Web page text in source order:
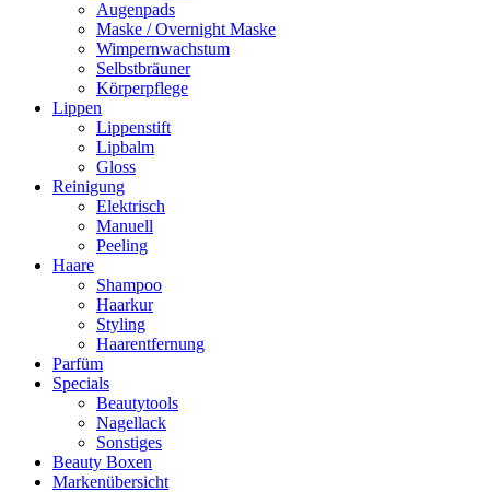
Augenpads
Maske / Overnight Maske
Wimpernwachstum
Selbstbräuner
Körperpflege
Lippen
Lippenstift
Lipbalm
Gloss
Reinigung
Elektrisch
Manuell
Peeling
Haare
Shampoo
Haarkur
Styling
Haarentfernung
Parfüm
Specials
Beautytools
Nagellack
Sonstiges
Beauty Boxen
Markenübersicht